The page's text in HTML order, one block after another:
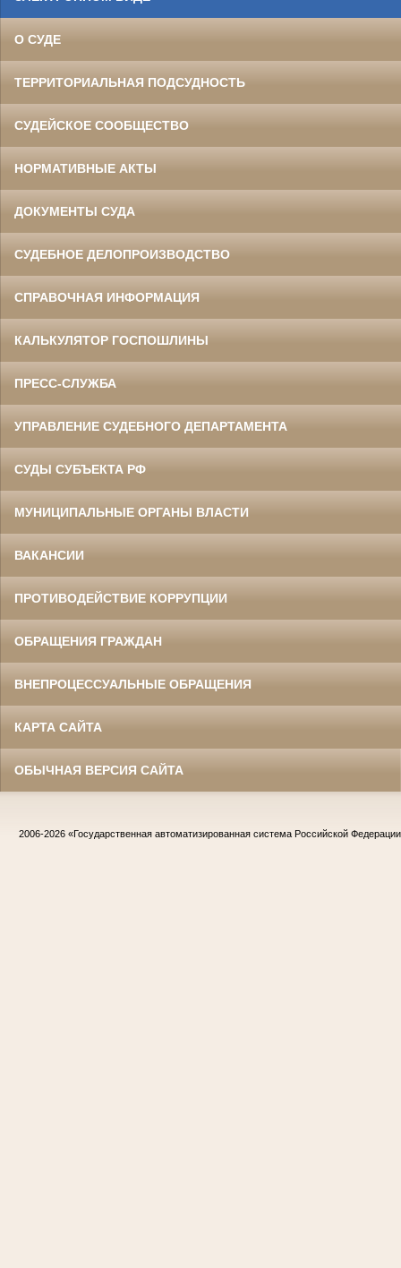
О СУДЕ
ТЕРРИТОРИАЛЬНАЯ ПОДСУДНОСТЬ
СУДЕЙСКОЕ СООБЩЕСТВО
НОРМАТИВНЫЕ АКТЫ
ДОКУМЕНТЫ СУДА
СУДЕБНОЕ ДЕЛОПРОИЗВОДСТВО
СПРАВОЧНАЯ ИНФОРМАЦИЯ
КАЛЬКУЛЯТОР ГОСПОШЛИНЫ
ПРЕСС-СЛУЖБА
УПРАВЛЕНИЕ СУДЕБНОГО ДЕПАРТАМЕНТА
СУДЫ СУБЪЕКТА РФ
МУНИЦИПАЛЬНЫЕ ОРГАНЫ ВЛАСТИ
ВАКАНСИИ
ПРОТИВОДЕЙСТВИЕ КОРРУПЦИИ
ОБРАЩЕНИЯ ГРАЖДАН
ВНЕПРОЦЕССУАЛЬНЫЕ ОБРАЩЕНИЯ
КАРТА САЙТА
ОБЫЧНАЯ ВЕРСИЯ САЙТА
2006-2026 «Государственная автоматизированная система Российской